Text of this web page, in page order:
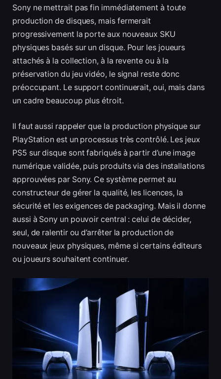
Sony ne mettrait pas fin immédiatement à toute
production de disques, mais fermerait
progressivement la porte aux nouveaux SKU
physiques basés sur un disque. Pour les joueurs
attachés à la collection, à la revente ou à la
préservation du jeu vidéo, le signal reste donc
préoccupant. Le support continuerait, oui, mais dans
un cadre beaucoup plus étroit.
Il faut aussi rappeler que la production physique sur
PlayStation est un processus très contrôlé. Les jeux
PS5 sur disque sont fabriqués à partir d’une image
numérique validée, puis produits via des installations
approuvées par Sony. Ce système permet au
constructeur de gérer la qualité, les licences, la
sécurité et les exigences de packaging. Mais il donne
aussi à Sony un pouvoir central : celui de décider,
seul, de ralentir ou d’arrêter la production de
nouveaux jeux physiques, même si certains éditeurs
ou joueurs souhaitent continuer.